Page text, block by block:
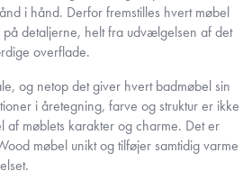
i hånd. Derfor fremstilles hvert møbel
detaljerne, helt fra udvælgelsen af det
overflade.
og netop det giver hvert badmøbel sin
i åretegning, farve og struktur er ikke
møblets karakter og charme. Det er
møbel unikt og tilføjer samtidig varme